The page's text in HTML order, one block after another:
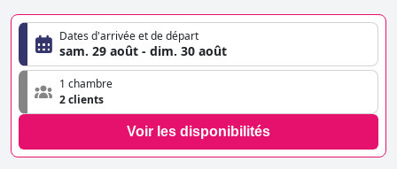
Dates d'arrivée et de départ
sam. 29 août - dim. 30 août
1 chambre
2 clients
Voir les disponibilités